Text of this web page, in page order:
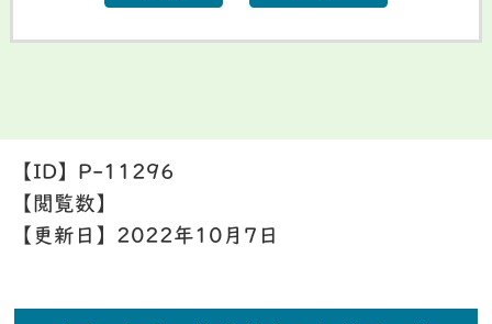
【ID】 P-11296
【閲覧数】
【更新日】 2022年10月7日